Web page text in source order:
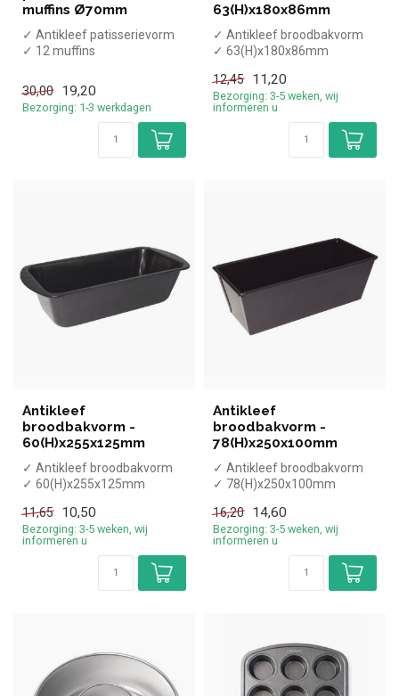
muffins Ø70mm
✓ Antikleef patisserievorm
✓ 12 muffins
30,00
19,20
Bezorging: 1-3 werkdagen
63(H)x180x86mm
✓ Antikleef broodbakvorm
✓ 63(H)x180x86mm
12,45
11,20
Bezorging: 3-5 weken, wij
informeren u
Antikleef
broodbakvorm -
60(H)x255x125mm
✓ Antikleef broodbakvorm
✓ 60(H)x255x125mm
11,65
10,50
Bezorging: 3-5 weken, wij
informeren u
Antikleef
broodbakvorm -
78(H)x250x100mm
✓ Antikleef broodbakvorm
✓ 78(H)x250x100mm
16,20
14,60
Bezorging: 3-5 weken, wij
informeren u